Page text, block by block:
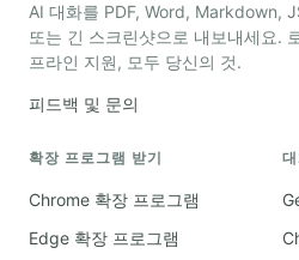
AI 대화를 PDF, Word, Markdown,
또는 긴 스크린샷으로 내보내세요.
프라인 지원, 모두 당신의 것.
피드백 및 문의
확장 프로그램 받기
Chrome 확장 프로그램
Edge 확장 프로그램